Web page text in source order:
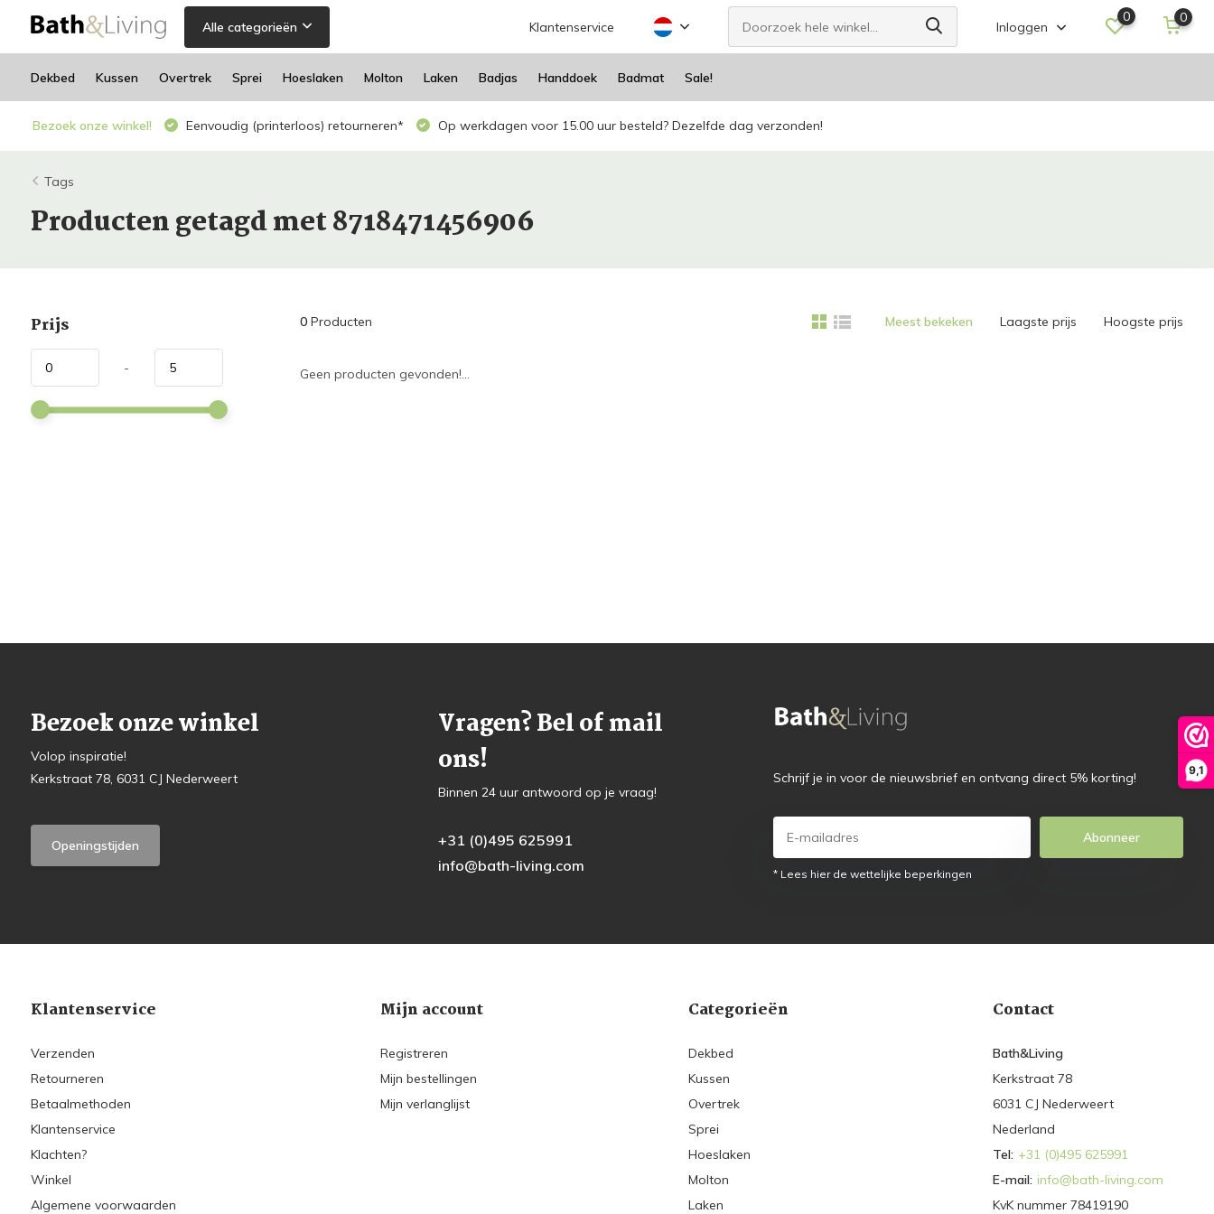
9,1
Alle categorieën Klantenservice Inloggen
0 0
Dekbed Kussen Overtrek Sprei Hoeslaken Molton Laken Badjas Handdoek Badmat Sale!
Bezoek onze winkel! Eenvoudig (printerloos) retourneren* Op werkdagen voor 15.00 uur besteld? Dezelfde dag verzonden!
Tags
Producten getagd met 8718471456906
Prijs
-
0Producten Meest bekeken Laagste prijs Hoogste prijs
Geen producten gevonden!...
Bezoek onze winkel
Volop inspiratie!
Kerkstraat 78, 6031 CJ Nederweert
Openingstijden
Vragen? Bel of mail
ons!
Binnen 24 uur antwoord op je vraag!
+31 (0)495 625991
info@bath-living.com
Schrijf je in voor de nieuwsbrief en ontvang direct 5% korting!
Abonneer
* Lees hier de wettelijke beperkingen
Klantenservice
Verzenden
Retourneren
Betaalmethoden
Klantenservice
Klachten?
Winkel
Algemene voorwaarden
Mijn account
Registreren
Mijn bestellingen
Mijn verlanglijst
Categorieën
Dekbed
Kussen
Overtrek
Sprei
Hoeslaken
Molton
Laken
Contact
Bath&Living
Kerkstraat 78
6031 CJ Nederweert
Nederland
Tel: +31 (0)495 625991
E-mail: info@bath-living.com
KvK nummer 78419190